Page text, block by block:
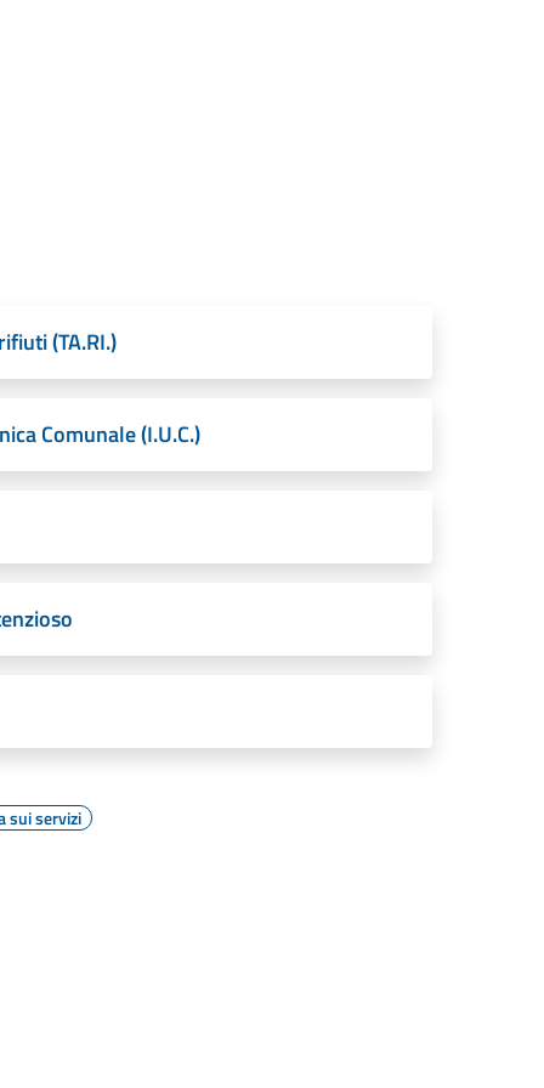
(TA.RI.)
Comunale (I.U.C.)
sui servizi